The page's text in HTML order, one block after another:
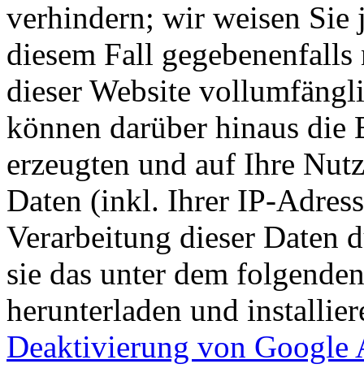
verhindern; wir weisen Sie
diesem Fall
dieser Website
können darüber hinaus die
erzeugten und auf Ihre
Daten (inkl. Ihrer IP-
Verarbeitung dieser Daten
sie das unter dem
herunterladen und
Deaktivierung von Google